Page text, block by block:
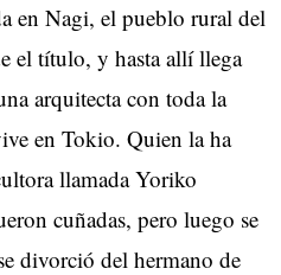
en Nagi, el pueblo rural del
el título, y hasta allí llega
arquitecta con toda la
en Tokio. Quien la ha
llamada Yoriko
cuñadas, pero luego se
divorció del hermano de